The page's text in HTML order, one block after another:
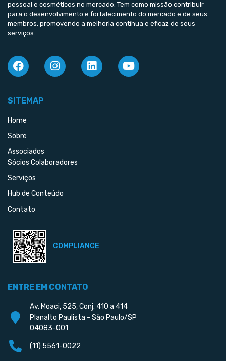
pessoal e cosméticos no mercado. Tem como missão contribuir
para o desenvolvimento e fortalecimento do mercado e de seus
membros, promovendo a melhoria contínua e eficaz de seus
serviços.
SITEMAP
Home
Sobre
Associados
Sócios Colaboradores
Serviços
Hub de Conteúdo
Contato
COMPLIANCE
ENTRE EM CONTATO
Av. Moaci, 525, Conj. 410 a 414
Planalto Paulista - São Paulo/SP
04083-001
(11) 5561-0022